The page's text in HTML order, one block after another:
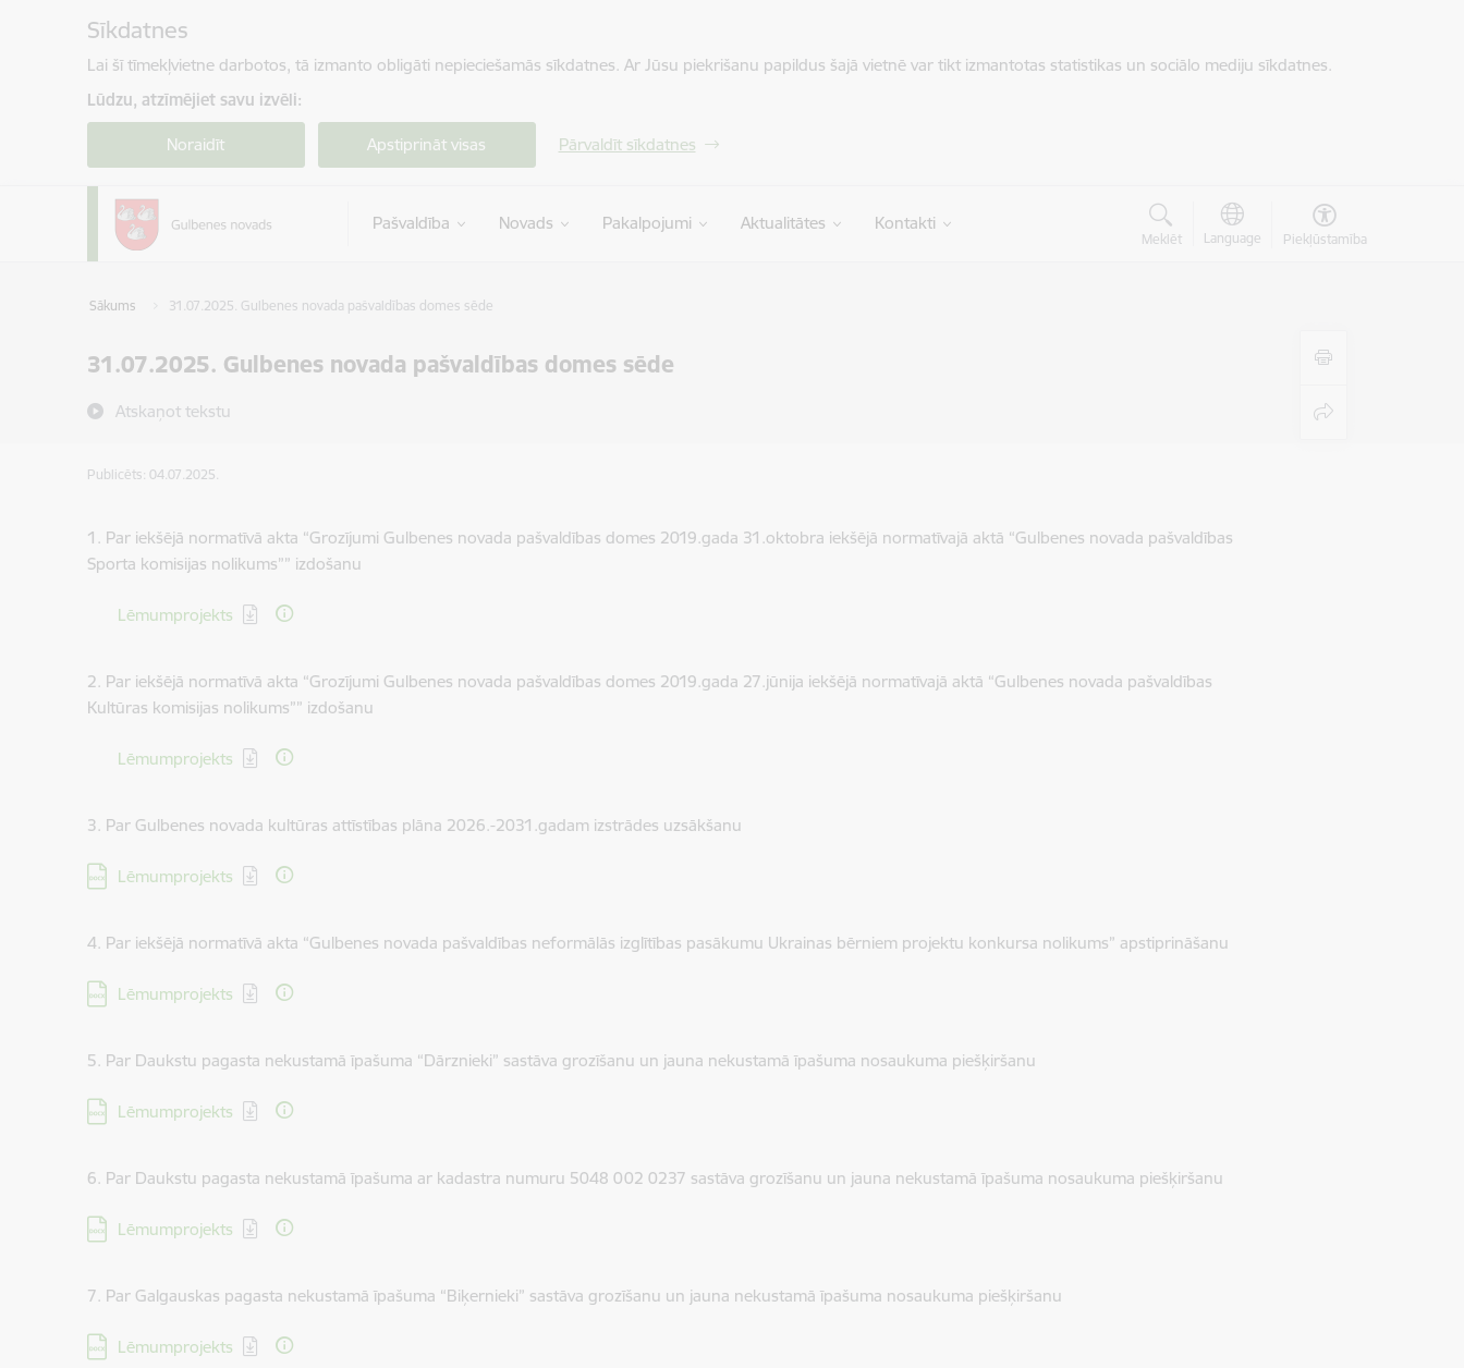
Sīkdatnes
Lai šī tīmekļvietne darbotos, tā izmanto obligāti nepieciešamās sīkdatnes. Ar Jūsu piekrišanu papildus šajā vietnē var tikt izmantotas statistikas un sociālo mediju sīkdatnes.
Lūdzu, atzīmējiet savu izvēli:
Noraidīt Apstiprināt visas Pārvaldīt sīkdatnes
Pašvaldība Novads Pakalpojumi Aktualitātes Kontakti
Meklēt Language Piekļūstamība
Sākums 31.07.2025. Gulbenes novada pašvaldības domes sēde
31.07.2025. Gulbenes novada pašvaldības domes sēde
Atskaņot tekstu
Publicēts: 04.07.2025.
1. Par iekšējā normatīvā akta “Grozījumi Gulbenes novada pašvaldības domes 2019.gada 31.oktobra iekšējā normatīvajā aktā “Gulbenes novada pašvaldības
Sporta komisijas nolikums”” izdošanu
Lejupielādēt:
Lēmumprojekts
2. Par iekšējā normatīvā akta “Grozījumi Gulbenes novada pašvaldības domes 2019.gada 27.jūnija iekšējā normatīvajā aktā “Gulbenes novada pašvaldības
Kultūras komisijas nolikums”” izdošanu
Lejupielādēt:
Lēmumprojekts
3. Par Gulbenes novada kultūras attīstības plāna 2026.-2031.gadam izstrādes uzsākšanu
Lejupielādēt:
Lēmumprojekts
4. Par iekšējā normatīvā akta “Gulbenes novada pašvaldības neformālās izglītības pasākumu Ukrainas bērniem projektu konkursa nolikums” apstiprināšanu
Lejupielādēt:
Lēmumprojekts
5. Par Daukstu pagasta nekustamā īpašuma “Dārznieki” sastāva grozīšanu un jauna nekustamā īpašuma nosaukuma piešķiršanu
Lejupielādēt:
Lēmumprojekts
6. Par Daukstu pagasta nekustamā īpašuma ar kadastra numuru 5048 002 0237 sastāva grozīšanu un jauna nekustamā īpašuma nosaukuma piešķiršanu
Lejupielādēt:
Lēmumprojekts
7. Par Galgauskas pagasta nekustamā īpašuma “Biķernieki” sastāva grozīšanu un jauna nekustamā īpašuma nosaukuma piešķiršanu
Lejupielādēt:
Lēmumprojekts